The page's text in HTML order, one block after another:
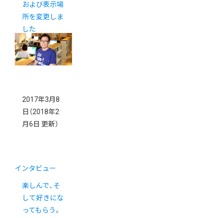
および表示場
所を変更しま
した
2017年3月8
日 （2018年2
月6日 更新）
インタビュー
楽しんで、そ
して好きにな
ってもらう。